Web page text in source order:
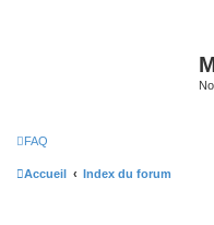
FAQ
Accueil Index du forum